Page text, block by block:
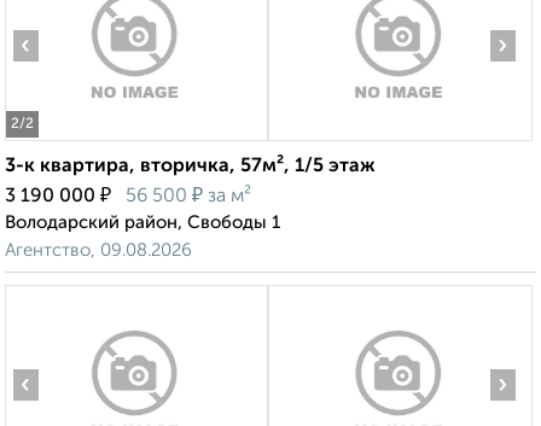
2/2
‹ ›
3-к квартира, вторичка, 57м², 1/5 этаж
3 190 000 ₽ 56 500 ₽ за м²
Володарский район, Свободы 1
Агентство, 09.08.2026
‹ ›